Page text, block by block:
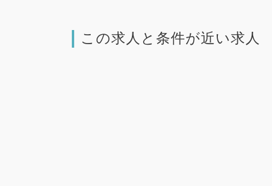
この求人と条件が近い求人